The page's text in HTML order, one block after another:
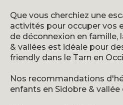
Que vous cherchiez une
activités pour occuper vos
de déconnexion en famille,
& vallées est idéale pour
friendly dans le Tarn en
Nos recommandations
enfants en Sidobre & vallée